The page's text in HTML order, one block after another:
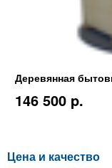
Деревянная
146 500 p.
Цена и качество